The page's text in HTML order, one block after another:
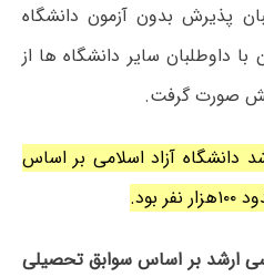
پذیرش بدون آزمون دانشگاه
داوطلبان سایر دانشگاه ها از
دانشگاه آزاد اسلامی بر اساس
ارشد بر اساس سوابق تحصیلی